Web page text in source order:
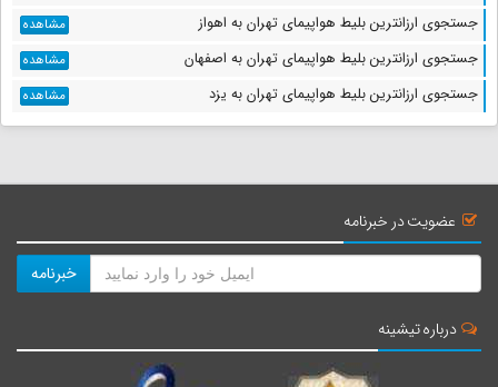
جستجوی ارزانترین بلیط هواپیمای تهران به اهواز مشاهده
جستجوی ارزانترین بلیط هواپیمای تهران به اصفهان مشاهده
جستجوی ارزانترین بلیط هواپیمای تهران به یزد مشاهده
عضویت در خبرنامه
خبرنامه
درباره تیشینه